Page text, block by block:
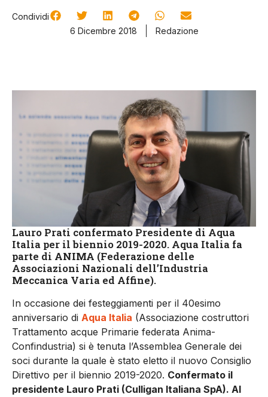
Condividi
6 Dicembre 2018
Redazione
Lauro Prati confermato Presidente di Aqua
Italia per il biennio 2019-2020. Aqua Italia fa
parte di ANIMA (Federazione delle
Associazioni Nazionali dell’Industria
Meccanica Varia ed Affine).
In occasione dei festeggiamenti per il 40esimo
anniversario di Aqua Italia (Associazione costruttori
Trattamento acque Primarie federata Anima-
Confindustria) si è tenuta l’Assemblea Generale dei
soci durante la quale è stato eletto il nuovo Consiglio
Direttivo per il biennio 2019-2020. Confermato il
presidente Lauro Prati (Culligan Italiana SpA). Al